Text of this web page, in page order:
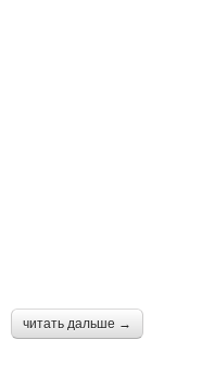
читать дальше →